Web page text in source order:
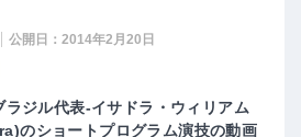
公開日： 2014年2月20日
ラジル代表-イサドラ・ウィリアム
のショートプログラム演技の動画